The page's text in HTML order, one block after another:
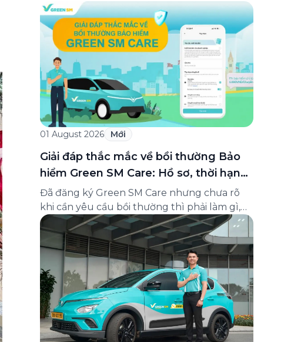
nhân đa ngành lớn nhất Việt Nam, lọt Top 30
doanh nghiệp lớn nhất Đông Nam Á theo
bảng xếp hạng của Tạp chí Fortune (Mỹ).
Nhân kỷ niệm 33 năm thành lập (8/8/1993
đến 8/8/2026), Green SM trân […]
01 August 2026 Mới
Giải đáp thắc mắc về bồi thường Bảo
hiểm Green SM Care: Hồ sơ, thời hạn
và cách liên hệ hỗ trợ
Đã đăng ký Green SM Care nhưng chưa rõ
khi cần yêu cầu bồi thường thì phải làm gì,
hồ sơ ra sao, hay giấy chứng nhận bảo hiểm
tìm ở đâu? Bài viết này tổng hợp đầy đủ các
câu hỏi thường gặp nhất về quy trình bồi
thường và hỗ trợ của Green […]